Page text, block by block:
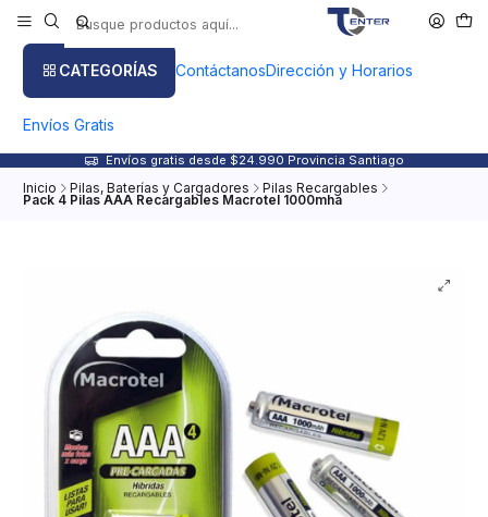
CATEGORÍAS ContáctanosDirección y Horarios
Envíos Gratis
Envíos gratis desde $24.990 Provincia Santiago
Inicio Pilas, Baterías y Cargadores Pilas Recargables
Pack 4 Pilas AAA Recargables Macrotel 1000mha